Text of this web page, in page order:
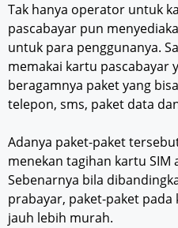
Tak hanya operator untuk
pascabayar pun
untuk para penggunanya.
memakai kartu pascabayar
beragamnya paket yang
telepon, sms, paket data
Adanya paket-paket
menekan tagihan kartu SIM
Sebenarnya bila
prabayar, paket-paket
jauh lebih murah.